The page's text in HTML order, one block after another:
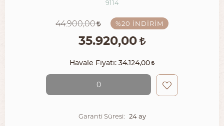
9114
44.900,00 %20 İNDIRIM
35.920,00
Havale Fiyatı: 34.124,00
0
Garanti Süresi: 24 ay